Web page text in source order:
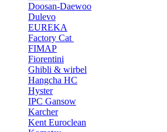
Doosan-Daewoo
Dulevo
EUREKA
Factory Cat
FIMAP
Fiorentini
Ghibli & wirbel
Hangcha HC
Hyster
IPC Gansow
Karcher
Kent Euroclean